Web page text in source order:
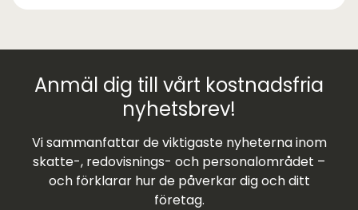
Anmäl dig till vårt kostnadsfria
nyhetsbrev!
Vi sammanfattar de viktigaste nyheterna inom
skatte-, redovisnings- och personalområdet –
och förklarar hur de påverkar dig och ditt
företag.